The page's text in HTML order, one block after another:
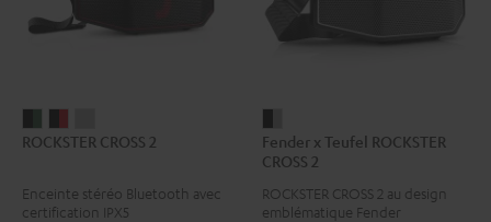
CROSS
Black
CROSS
Noir
CROSS
Light
ROCKSTER CROSS 2
Enceinte stéréo Bluetooth avec
certification IPX5
x
Teufel
ROCKSTER
Fender x Teufel ROCKSTER
CROSS 2
ROCKSTER CROSS 2 au design
emblématique Fender